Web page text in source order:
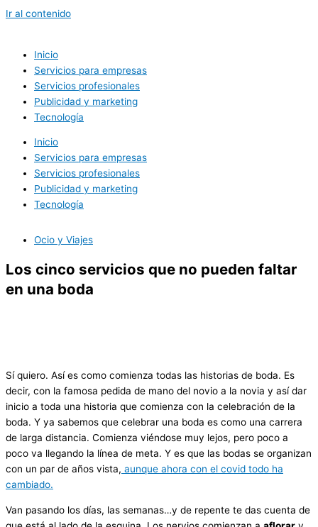
Ir al contenido
Inicio
Servicios para empresas
Servicios profesionales
Publicidad y marketing
Tecnología
Inicio
Servicios para empresas
Servicios profesionales
Publicidad y marketing
Tecnología
Ocio y Viajes
Los cinco servicios que no pueden faltar
en una boda
Sí quiero. Así es como comienza todas las historias de boda. Es
decir, con la famosa pedida de mano del novio a la novia y así dar
inicio a toda una historia que comienza con la celebración de la
boda. Y ya sabemos que celebrar una boda es como una carrera
de larga distancia. Comienza viéndose muy lejos, pero poco a
poco va llegando la línea de meta. Y es que las bodas se organizan
con un par de años vista, aunque ahora con el covid todo ha
cambiado.
Van pasando los días, las semanas…y de repente te das cuenta de